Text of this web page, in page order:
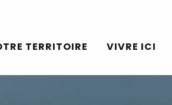
TERRITOIRE VIVRE ICI